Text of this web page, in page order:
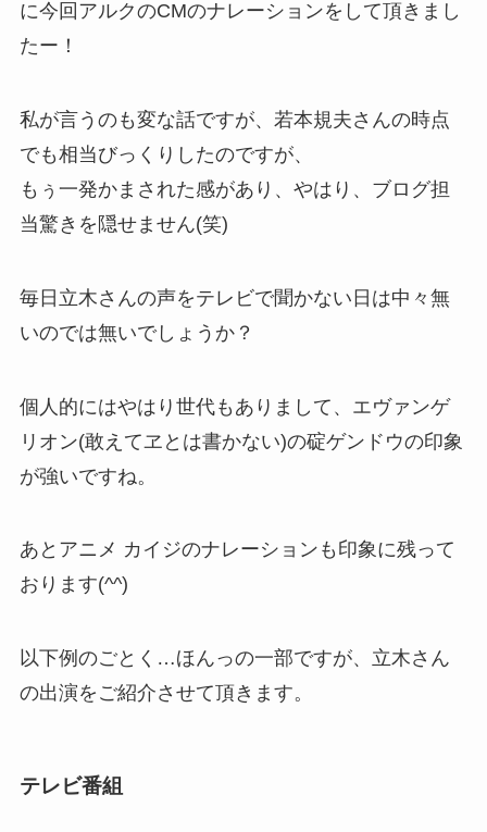
に今回アルクのCMのナレーションをして頂きまし
たー！
私が言うのも変な話ですが、若本規夫さんの時点
でも相当びっくりしたのですが、
もぅ一発かまされた感があり、やはり、ブログ担
当驚きを隠せません(笑)
毎日立木さんの声をテレビで聞かない日は中々無
いのでは無いでしょうか？
個人的にはやはり世代もありまして、エヴァンゲ
リオン(敢えてヱとは書かない)の碇ゲンドウの印象
が強いですね。
あとアニメ カイジのナレーションも印象に残って
おります(^^)
以下例のごとく…ほんっの一部ですが、立木さん
の出演をご紹介させて頂きます。
テレビ番組